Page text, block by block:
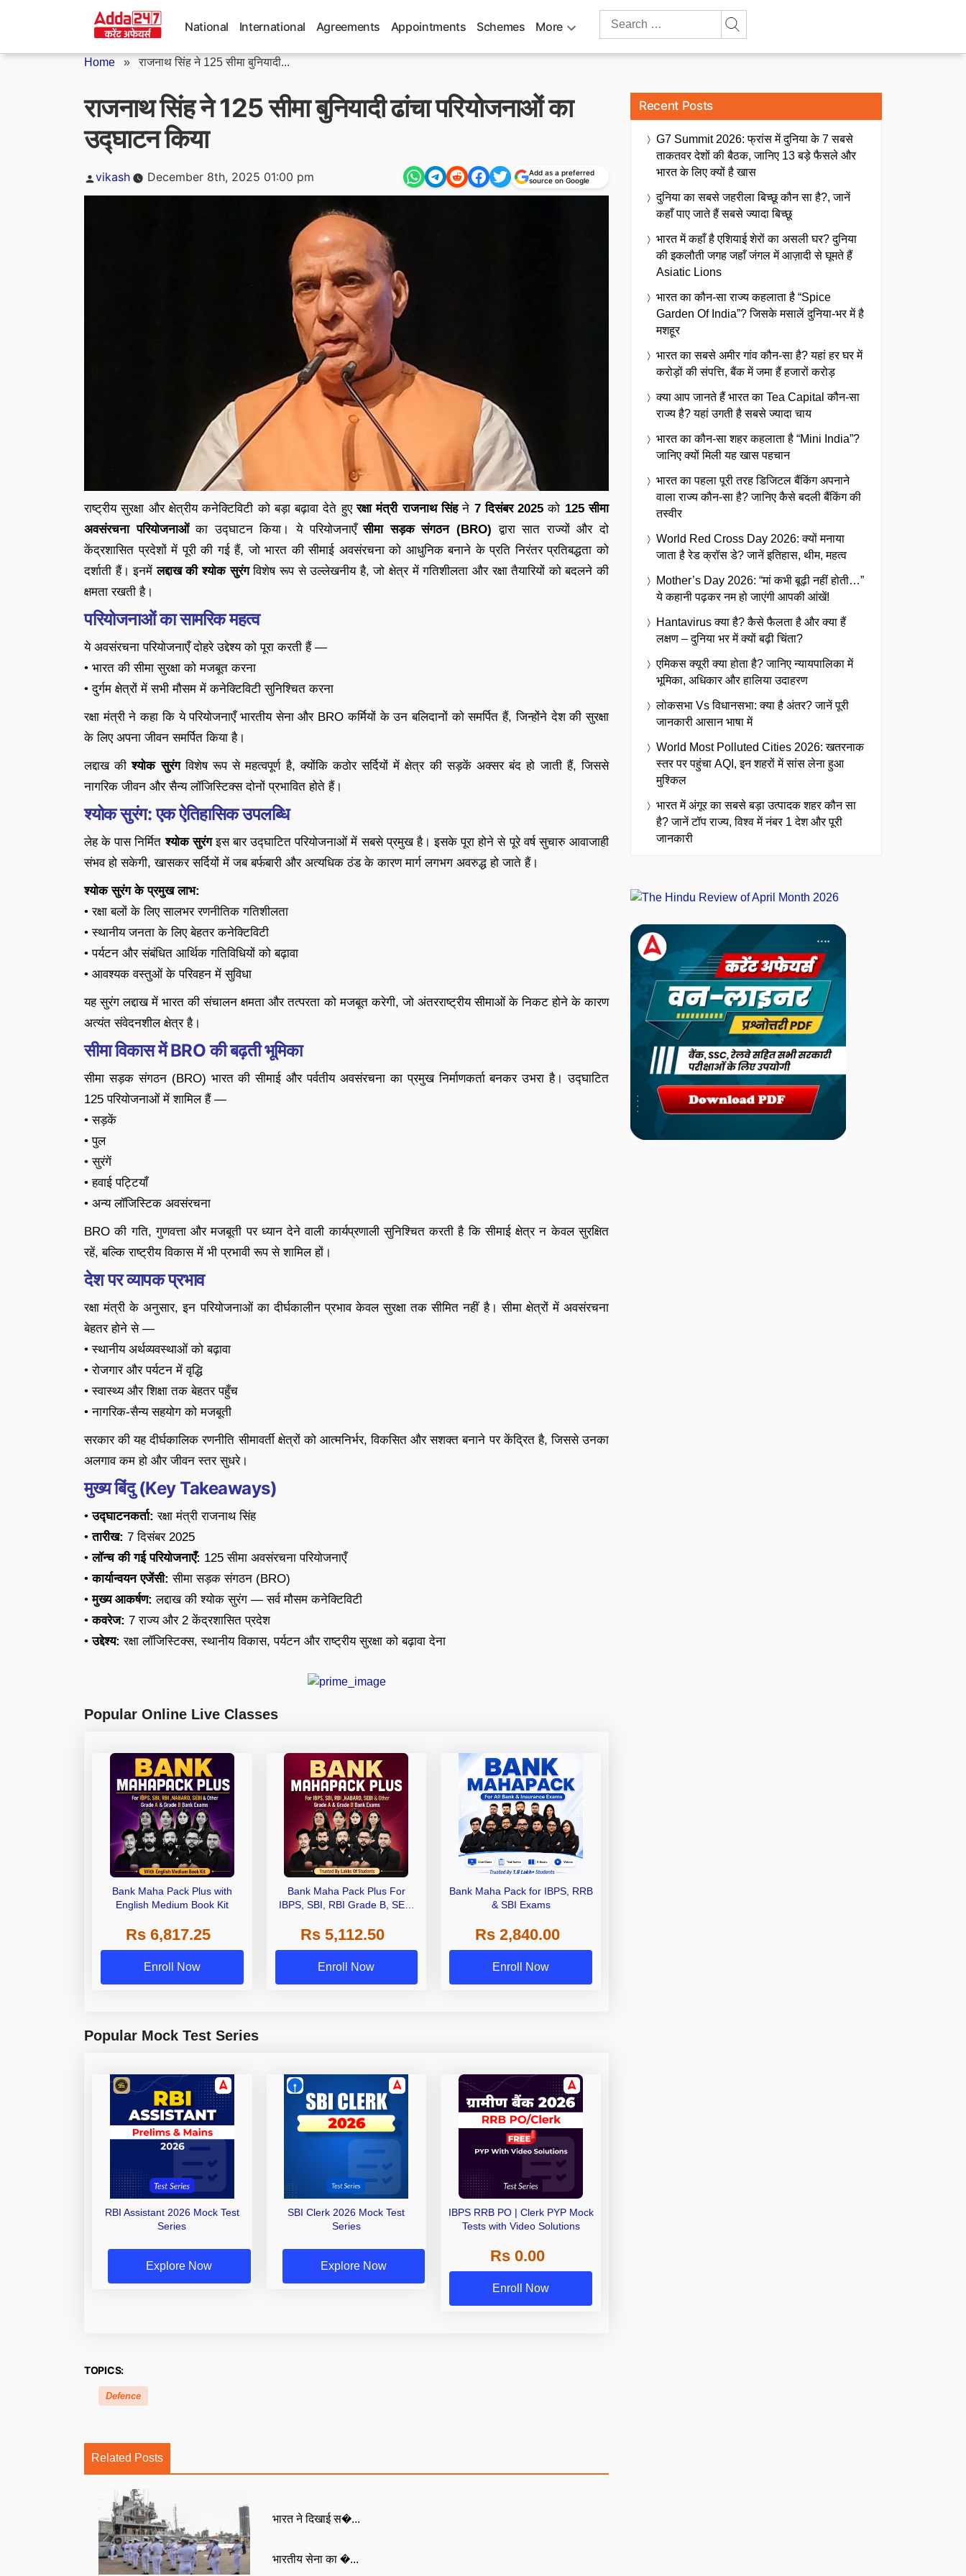
National International Agreements Appointments Schemes More
Search
Home »राजनाथ सिंह ने 125 सीमा बुनियादी...
राजनाथ सिंह ने 125 सीमा बुनियादी ढांचा परियोजनाओं का
उद्घाटन किया
Posted
vikash December 8th, 2025 01:00 pm
Add as a preferred
source on Google
राष्ट्रीय सुरक्षा और क्षेत्रीय कनेक्टिविटी को बड़ा बढ़ावा देते हुएरक्षा मंत्री राजनाथ सिंहने 7 दिसंबर 2025 को 125 सीमा
अवसंरचना परियोजनाओंका उद्घाटन किया। ये परियोजनाएँसीमा सड़क संगठन (BRO) द्वारा सात राज्यों और दो
केंद्रशासित प्रदेशों में पूरी की गई हैं, जो भारत की सीमाई अवसंरचना को आधुनिक बनाने के प्रति निरंतर प्रतिबद्धता को
दर्शाती हैं। इनमेंलद्दाख की श्योक सुरंगविशेष रूप से उल्लेखनीय है, जो क्षेत्र में गतिशीलता और रक्षा तैयारियों को बदलने की
क्षमता रखती है।
परियोजनाओं का सामरिक महत्व
ये अवसंरचना परियोजनाएँ दोहरे उद्देश्य को पूरा करती हैं —
• भारत की सीमा सुरक्षा को मजबूत करना
• दुर्गम क्षेत्रों में सभी मौसम में कनेक्टिविटी सुनिश्चित करना
रक्षा मंत्री ने कहा कि ये परियोजनाएँ भारतीय सेना और BRO कर्मियों के उन बलिदानों को समर्पित हैं, जिन्होंने देश की सुरक्षा
के लिए अपना जीवन समर्पित किया है।
लद्दाख कीश्योक सुरंगविशेष रूप से महत्वपूर्ण है, क्योंकि कठोर सर्दियों में क्षेत्र की सड़कें अक्सर बंद हो जाती हैं, जिससे
नागरिक जीवन और सैन्य लॉजिस्टिक्स दोनों प्रभावित होते हैं।
श्योक सुरंग: एक ऐतिहासिक उपलब्धि
लेह के पास निर्मितश्योक सुरंगइस बार उद्घाटित परियोजनाओं में सबसे प्रमुख है। इसके पूरा होने से पूरे वर्ष सुचारु आवाजाही
संभव हो सकेगी, खासकर सर्दियों में जब बर्फबारी और अत्यधिक ठंड के कारण मार्ग लगभग अवरुद्ध हो जाते हैं।
श्योक सुरंग के प्रमुख लाभ:
• रक्षा बलों के लिए सालभर रणनीतिक गतिशीलता
• स्थानीय जनता के लिए बेहतर कनेक्टिविटी
• पर्यटन और संबंधित आर्थिक गतिविधियों को बढ़ावा
• आवश्यक वस्तुओं के परिवहन में सुविधा
यह सुरंग लद्दाख में भारत की संचालन क्षमता और तत्परता को मजबूत करेगी, जो अंतरराष्ट्रीय सीमाओं के निकट होने के कारण
अत्यंत संवेदनशील क्षेत्र है।
सीमा विकास में BRO की बढ़ती भूमिका
सीमा सड़क संगठन (BRO) भारत की सीमाई और पर्वतीय अवसंरचना का प्रमुख निर्माणकर्ता बनकर उभरा है। उद्घाटित
125 परियोजनाओं में शामिल हैं —
• सड़कें
• पुल
• सुरंगें
• हवाई पट्टियाँ
• अन्य लॉजिस्टिक अवसंरचना
BRO की गति, गुणवत्ता और मजबूती पर ध्यान देने वाली कार्यप्रणाली सुनिश्चित करती है कि सीमाई क्षेत्र न केवल सुरक्षित
रहें, बल्कि राष्ट्रीय विकास में भी प्रभावी रूप से शामिल हों।
देश पर व्यापक प्रभाव
रक्षा मंत्री के अनुसार, इन परियोजनाओं का दीर्घकालीन प्रभाव केवल सुरक्षा तक सीमित नहीं है। सीमा क्षेत्रों में अवसंरचना
बेहतर होने से —
• स्थानीय अर्थव्यवस्थाओं को बढ़ावा
• रोजगार और पर्यटन में वृद्धि
• स्वास्थ्य और शिक्षा तक बेहतर पहुँच
• नागरिक-सैन्य सहयोग को मजबूती
सरकार की यह दीर्घकालिक रणनीति सीमावर्ती क्षेत्रों को आत्मनिर्भर, विकसित और सशक्त बनाने पर केंद्रित है, जिससे उनका
अलगाव कम हो और जीवन स्तर सुधरे।
मुख्य बिंदु (Key Takeaways)
•उद्घाटनकर्ता: रक्षा मंत्री राजनाथ सिंह
•तारीख: 7 दिसंबर 2025
•लॉन्च की गई परियोजनाएँ: 125 सीमा अवसंरचना परियोजनाएँ
•कार्यान्वयन एजेंसी: सीमा सड़क संगठन (BRO)
•मुख्य आकर्षण: लद्दाख की श्योक सुरंग — सर्व मौसम कनेक्टिविटी
•कवरेज: 7 राज्य और 2 केंद्रशासित प्रदेश
•उद्देश्य: रक्षा लॉजिस्टिक्स, स्थानीय विकास, पर्यटन और राष्ट्रीय सुरक्षा को बढ़ावा देना
Popular Online Live Classes
Bank Maha Pack Plus with
English Medium Book Kit
Rs 6,817.25
Enroll Now
Bank Maha Pack Plus For
IBPS, SBI, RBI Grade B, SEBI
Other Grade A & Grade B Bank
Exams
Rs 5,112.50
Enroll Now
Bank Maha Pack for IBPS, RRB
& SBI Exams
Rs 2,840.00
Enroll Now
Popular Mock Test Series
RBI Assistant 2026 Mock Test
Series
Explore Now
SBI Clerk 2026 Mock Test
Series
Explore Now
IBPS RRB PO | Clerk PYP Mock
Tests with Video Solutions
Rs 0.00
Enroll Now
TOPICS:
Defence
Related Posts
भारत ने दिखाई स�...
भारतीय सेना का �...
Recent Posts
G7 Summit 2026: फ्रांस में दुनिया के 7 सबसे
ताकतवर देशों की बैठक, जानिए 13 बड़े फैसले और
भारत के लिए क्यों है खास
दुनिया का सबसे जहरीला बिच्छू कौन सा है?, जानें
कहाँ पाए जाते हैं सबसे ज्यादा बिच्छू
भारत में कहाँ है एशियाई शेरों का असली घर? दुनिया
की इकलौती जगह जहाँ जंगल में आज़ादी से घूमते हैं
Asiatic Lions
भारत का कौन-सा राज्य कहलाता है “Spice
Garden Of India”? जिसके मसालें दुनिया-भर में है
मशहूर
भारत का सबसे अमीर गांव कौन-सा है? यहां हर घर में
करोड़ों की संपत्ति, बैंक में जमा हैं हजारों करोड़
क्या आप जानते हैं भारत का Tea Capital कौन-सा
राज्य है? यहां उगती है सबसे ज्यादा चाय
भारत का कौन-सा शहर कहलाता है “Mini India”?
जानिए क्यों मिली यह खास पहचान
भारत का पहला पूरी तरह डिजिटल बैंकिंग अपनाने
वाला राज्य कौन-सा है? जानिए कैसे बदली बैंकिंग की
तस्वीर
World Red Cross Day 2026: क्यों मनाया
जाता है रेड क्रॉस डे? जानें इतिहास, थीम, महत्व
Mother’s Day 2026: “मां कभी बूढ़ी नहीं होती…”
ये कहानी पढ़कर नम हो जाएंगी आपकी आंखें!
Hantavirus क्या है? कैसे फैलता है और क्या हैं
लक्षण – दुनिया भर में क्यों बढ़ी चिंता?
एमिकस क्यूरी क्या होता है? जानिए न्यायपालिका में
भूमिका, अधिकार और हालिया उदाहरण
लोकसभा Vs विधानसभा: क्या है अंतर? जानें पूरी
जानकारी आसान भाषा में
World Most Polluted Cities 2026: खतरनाक
स्तर पर पहुंचा AQI, इन शहरों में सांस लेना हुआ
मुश्किल
भारत में अंगूर का सबसे बड़ा उत्पादक शहर कौन सा
है? जानें टॉप राज्य, विश्व में नंबर 1 देश और पूरी
जानकारी